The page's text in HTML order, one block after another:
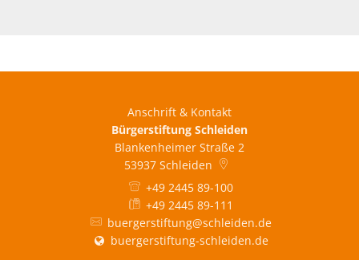
Anschrift & Kontakt
Bürgerstiftung Schleiden
Blankenheimer Straße 2
53937 Schleiden
+49 2445 89-100
+49 2445 89-111
buergerstiftung@schleiden.de
buergerstiftung-schleiden.de